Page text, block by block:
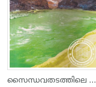
സൈന്ധവതടത്തിലെ സാമ്രാജ്യങ്ങള്‍